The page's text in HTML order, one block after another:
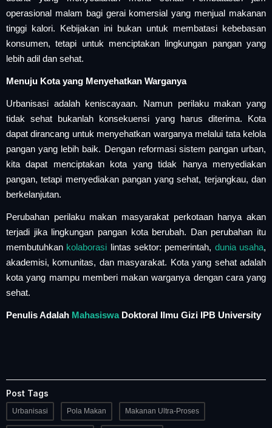
operasional malam bagi gerai komersial yang menjual makanan
tinggi kalori. Kebijakan ini bukan untuk membatasi kebebasan
konsumen, tetapi untuk menciptakan lingkungan pangan yang
lebih adil dan sehat.
Menuju Kota yang Menyehatkan Warganya
Urbanisasi adalah keniscayaan. Namun perilaku makan yang
tidak sehat bukanlah konsekuensi yang harus diterima. Kota
dapat dirancang untuk menyehatkan warganya melalui tata kelola
pangan yang lebih baik. Dengan reformasi sistem pangan urban,
kita dapat menciptakan kota yang tidak hanya menyediakan
pangan, tetapi menyediakan pangan yang sehat, terjangkau, dan
berkelanjutan.
Perubahan perilaku makan masyarakat perkotaan hanya akan
terjadi jika lingkungan pangan kota berubah. Dan perubahan itu
membutuhkan kolaborasi lintas sektor: pemerintah, dunia usaha,
akademisi, komunitas, dan masyarakat. Kota yang sehat adalah
kota yang mampu memberi makan warganya dengan cara yang
sehat.
Penulis Adalah MahasiswaDoktoral Ilmu Gizi IPB University
Post Tags
Urbanisasi Pola Makan Makanan Ultra-Proses